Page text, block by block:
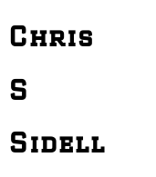
Chris
S
Sidell